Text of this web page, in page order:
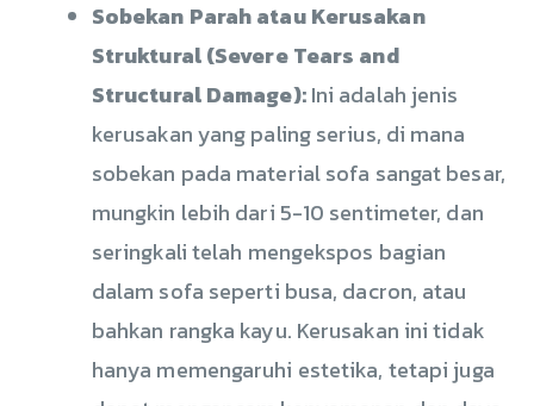
Sobekan Parah atau Kerusakan
Struktural (Severe Tears and
Structural Damage):Ini adalah jenis
kerusakan yang paling serius, di mana
sobekan pada material sofa sangat besar,
mungkin lebih dari 5-10 sentimeter, dan
seringkali telah mengekspos bagian
dalam sofa seperti busa, dacron, atau
bahkan rangka kayu. Kerusakan ini tidak
hanya memengaruhi estetika, tetapi juga